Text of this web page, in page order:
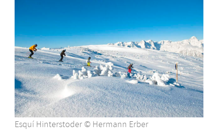
Esquí Hinterstoder © Hermann Erber